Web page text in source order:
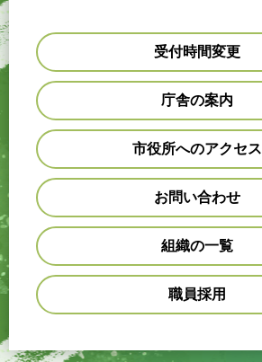
受付時間変更
庁舎の案内
市役所へのアクセス
お問い合わせ
組織の一覧
職員採用